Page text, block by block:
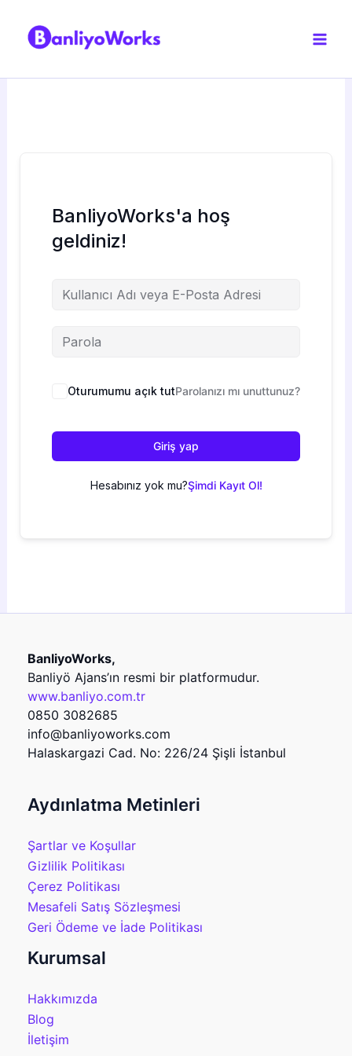
BanliyoWorks'a hoş
geldiniz!
Oturumumu açık tutParolanızı mı unuttunuz?
Giriş yap
Hesabınız yok mu?Şimdi Kayıt Ol!
BanliyoWorks,
Banliyö Ajans’ın resmi bir platformudur.
www.banliyo.com.tr
0850 3082685
info@banliyoworks.com
Halaskargazi Cad. No: 226/24 Şişli İstanbul
Aydınlatma Metinleri
Şartlar ve Koşullar
Gizlilik Politikası
Çerez Politikası
Mesafeli Satış Sözleşmesi
Geri Ödeme ve İade Politikası
Kurumsal
Hakkımızda
Blog
İletişim